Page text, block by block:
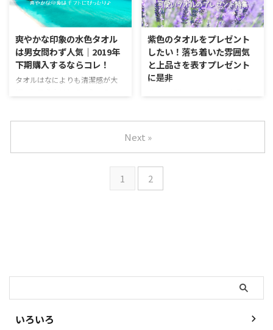
日本人にとってグリーンは、生活
になじんだ色。海外から日本を訪
れた人に大人気のお菓子は、抹茶
味と言われるほど、外国の人から
みれば緑色は日本の文化を象徴す
るような色とも言えるでしょう。
今回は、種類豊富で意外と人気が
な白いタオルか木箱入りで格を上
げる演出もおすすめ。 それでも
やはりちょっと最新のこだわりの
タオルで、色は落ち着いたものを
と考えるとなかなか決めることが
できませんよね。 毎日の生活に
欠かせないタオルだからこそ、大
茶色のタオルがおすすめです。 ...
爽やかな印象の水色タオル
は男女問わず人気｜2019年
下期購入するならコレ！
タオルはなによりも清潔感が大
水色のタオルは、インテリアの差
し色にもなる貴重なもの。ここで
はいろいろな色の水色タオルを紹
介します。海や空の自然の色です
DAY by D ...
紫色のタオルをプレゼント
したい！落ち着いた雰囲気
と上品さを表すプレゼント
に是非
周りを美しく保つのは気持ちを
清々しくしてくれますし、これに
よって毎日が楽しくなってくる心
地がするものです。 実は白や茶
系のタオルなどについで紫色のタ
りながら落ち着いた雰囲気の紫タ
オルを購入したい、あるいはプレ
ゼン ...
1 2
Next »
いろいろ